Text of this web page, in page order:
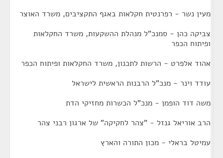
מעין נשר - רפרנטית חקלאות באגף התקציבים, משרד האוצר
צביקה כהן - סמנכ"ל מנהלת ההשקעות, משרד החקלאות
ופיתוח הכפר
אהוד אלפרט - הרשות לתכנון, משרד החקלאות ופיתוח הכפר
עודד וינר - מנכ"ל הרבנות הראשית לישראל
משה דוד הופמן - מנכ"ל הכשרות מחזיקי הדת
הרב אוריאל גנזל - "צהר לחקיקה" של ארגון רבני צהר
עמיטל בראלי - מכון התורה והארץ